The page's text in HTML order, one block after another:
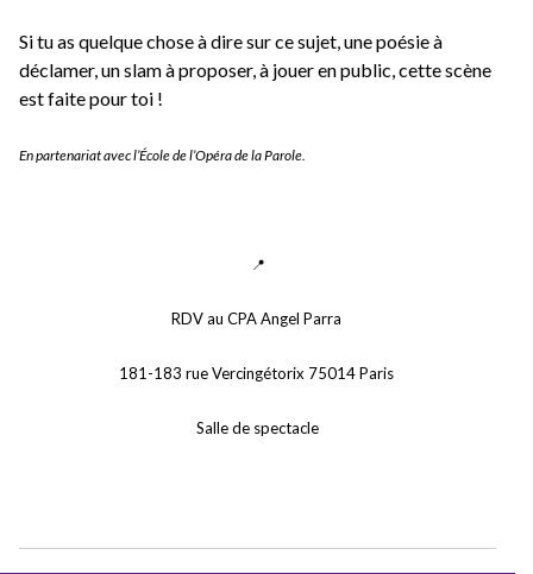
Si tu as quelque chose à dire sur ce sujet, une poésie à
déclamer, un slam à proposer, à jouer en public, cette scène
est faite pour toi !
En partenariat avec l’École de l’Opéra de la Parole.
📍
RDV au CPA Angel Parra
181-183 rue Vercingétorix 75014 Paris
Salle de spectacle